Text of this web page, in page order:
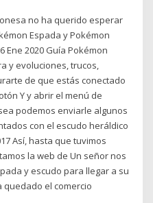
no ha querido esperar
Espada y Pokémon
2020 Guía Pokémon
y evoluciones, trucos,
de que estás conectado
Y y abrir el menú de
podemos enviarle algunos
con el escudo heráldico
Así, hasta que tuvimos
la web de Un señor nos
y escudo para llegar a su
quedado el comercio